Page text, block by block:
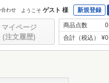
合わせ ようこそ ゲスト 様 新規登録
マイページ
(注文履歴)
商品点数
0
合計（税込）
¥0